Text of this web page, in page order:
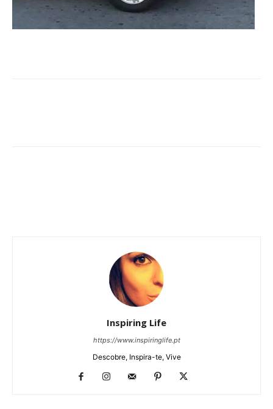
Inspiring Life
https://www.inspiringlife.pt
Descobre, Inspira-te, Vive